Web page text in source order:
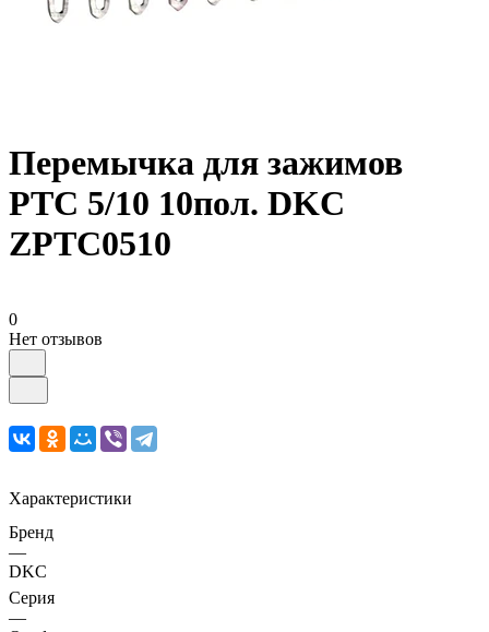
Перемычка для зажимов
PTC 5/10 10пол. DKC
ZPTC0510
0
Нет отзывов
Характеристики
Бренд
—
DKC
Серия
—